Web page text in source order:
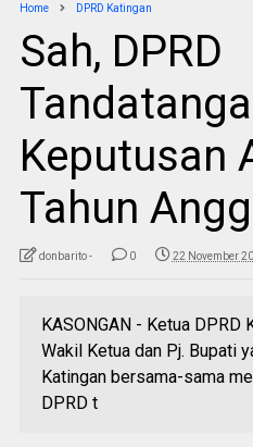
Home DPRD Katingan
Sah, DPRD
Keputusan
Tahun
donbarito - 0 22 November
KASONGAN - Ketua
Wakil Ketua dan Pj. Bupati
Katingan bersama-sama
DPRD t